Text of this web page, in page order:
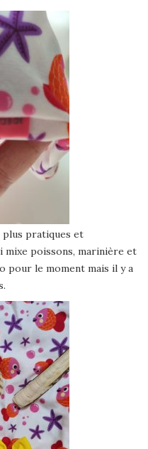
plus pratiques et
poissons, marinière et
pour le moment mais il y a